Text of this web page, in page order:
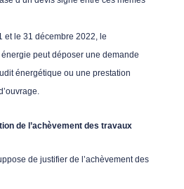
et le 31 décembre 2022, le
peut déposer une demande
énergétique ou une prestation
de l’achèvement des travaux
de justifier de l’achèvement des